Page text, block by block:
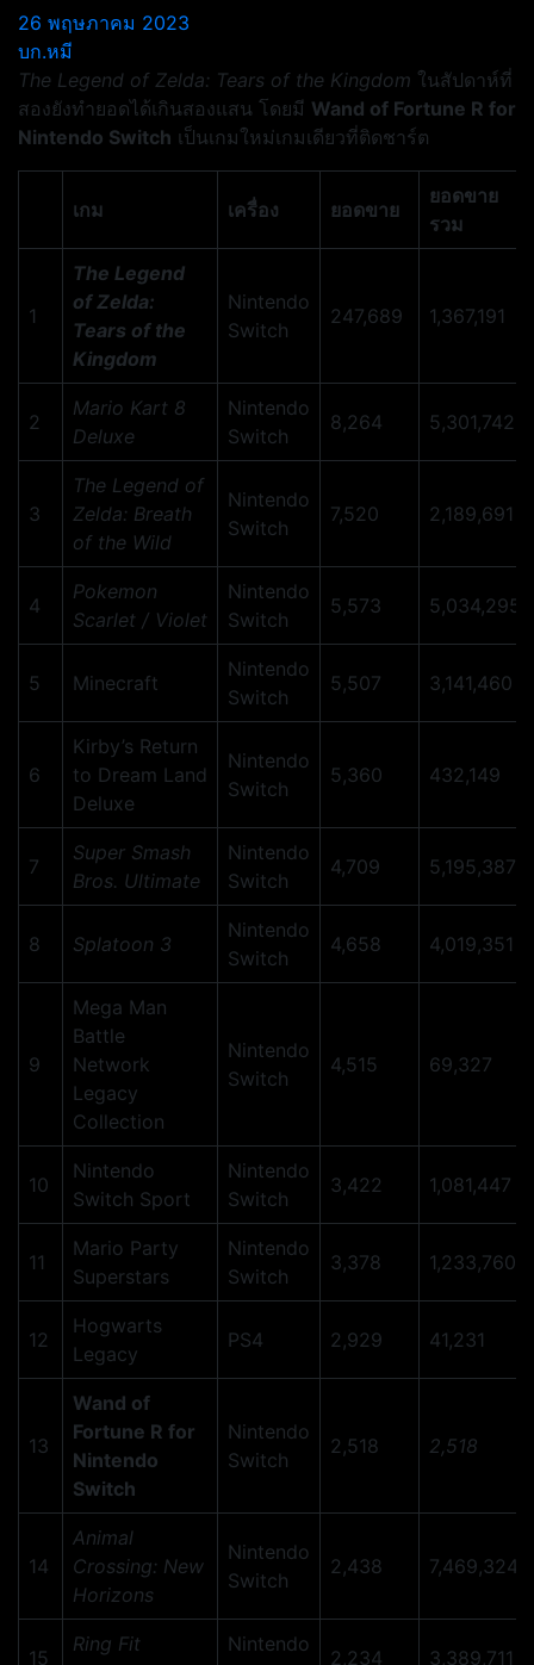
26 พฤษภาคม 2023
บก.หมี
The Legend of Zelda: Tears of the Kingdom ในสัปดาห์ที่
สองยังทำยอดได้เกินสองแสน โดยมี Wand of Fortune R for
Nintendo Switch เป็นเกมใหม่เกมเดียวที่ติดชาร์ต
เกม เครื่อง ยอดขาย
ยอดขาย
รวม
1
The Legend
of Zelda:
Tears of the
Kingdom
Nintendo
Switch
247,689 1,367,191
2
Mario Kart 8
Deluxe
Nintendo
Switch
8,264 5,301,742
3
The Legend of
Zelda: Breath
of the Wild
Nintendo
Switch
7,520 2,189,691
4
Pokemon
Scarlet / Violet
Nintendo
Switch
5,573 5,034,295
5 Minecraft
Nintendo
Switch
5,507 3,141,460
6
Kirby’s Return
to Dream Land
Deluxe
Nintendo
Switch
5,360 432,149
7
Super Smash
Bros. Ultimate
Nintendo
Switch
4,709 5,195,387
8 Splatoon 3
Nintendo
Switch
4,658 4,019,351
9
Mega Man
Battle
Network
Legacy
Collection
Nintendo
Switch
4,515 69,327
10
Nintendo
Switch Sport
Nintendo
Switch
3,422 1,081,447
11
Mario Party
Superstars
Nintendo
Switch
3,378 1,233,760
12
Hogwarts
Legacy
PS4 2,929 41,231
13
Wand of
Fortune R for
Nintendo
Switch
Nintendo
Switch
2,518 2,518
14
Animal
Crossing: New
Horizons
Nintendo
Switch
2,438 7,469,324
15
Ring Fit
Nintendo
2,234 3,389,711